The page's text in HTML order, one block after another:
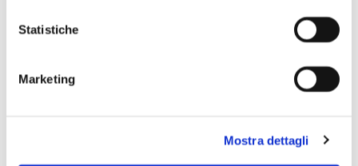
Statistiche
Marketing
Mostra dettagli